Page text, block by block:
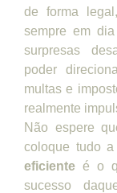
de forma
sempre em
surpresas
poder
multas e
realmente
Não espere
coloque tudo
eficiente é o
sucesso